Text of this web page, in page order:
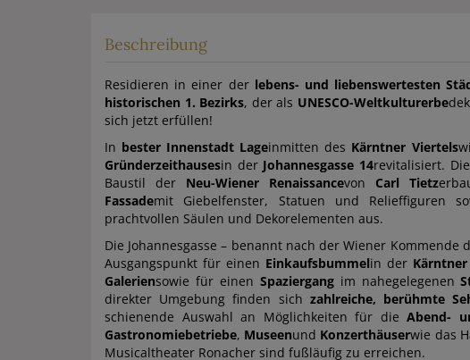
Beschreibung
Residieren in einer der lebens- und liebenswertesten
historischen 1. Bezirks, der als UNESCO-Weltkulturerbe
sich jetzt erfüllen!
In bester Innenstadt Lageinmitten des Kärntner Viertels
Gründerzeithausesin der Johannesgasse 14revitalisiert.
Baustil der Neu-Wiener Renaissancevon Carl Tietz
Fassademit Giebelfenster, Statuen und Relieffiguren
prachtvollen Säulen und Dekorelementen aus.
Die Johannesgasse – benannt nach der Wiener Kommende
Ausgangspunkt für einen Einkaufsbummelin der
Galeriensowie für einen Spaziergang im nahegelegenen
direkter Umgebung finden sich zahlreiche, berühmte
schienende Auswahl an Möglichkeiten für die Abend-
Gastronomiebetriebe, Museenund Konzerthäuserwie das
Musicaltheater Ronacher sind fußläufig zu erreichen.